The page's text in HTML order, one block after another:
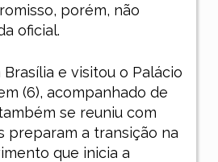
porém, não
oficial.
e visitou o Palácio
(6), acompanhado de
se reuniu com
preparam a transição na
que inicia a